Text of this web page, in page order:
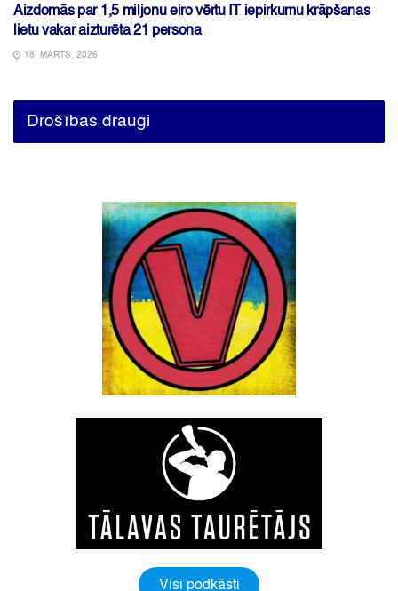
Aizdomās par 1,5 miljonu eiro vērtu IT iepirkumu krāpšanas
lietu vakar aizturēta 21 persona
18. MARTS, 2026
Drošības draugi
Visi podkāsti